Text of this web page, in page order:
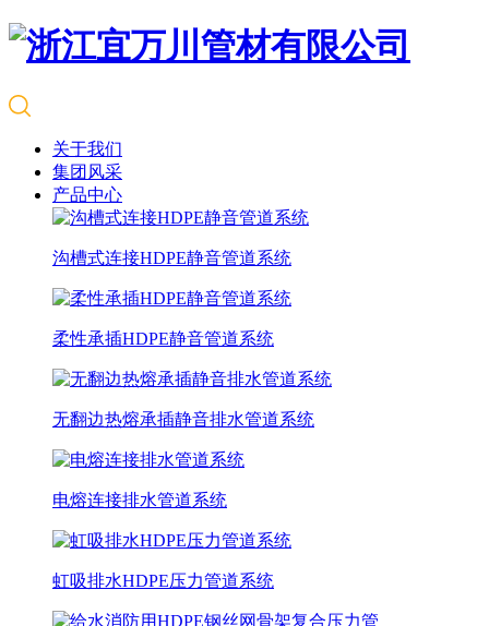
关于我们
集团风采
产品中心
沟槽式连接HDPE静音管道系统
柔性承插HDPE静音管道系统
无翻边热熔承插静音排水管道系统
电熔连接排水管道系统
虹吸排水HDPE压力管道系统